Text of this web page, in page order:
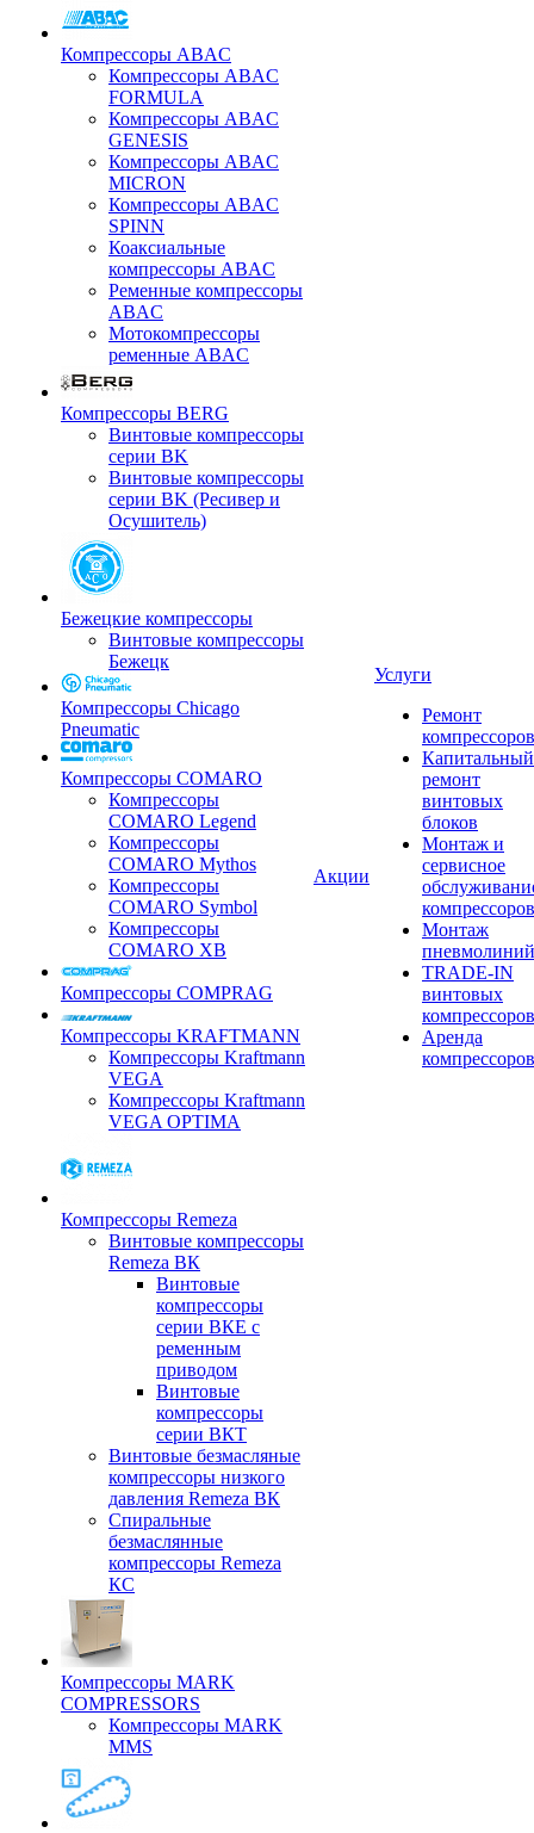
Компрессоры ABAC
Компрессоры ABAC
FORMULA
Компрессоры ABAC
GENESIS
Компрессоры ABAC
MICRON
Компрессоры ABAC
SPINN
Коаксиальные
компрессоры ABAC
Ременные компрессоры
ABAC
Мотокомпрессоры
ременные ABAC
Компрессоры BERG
Винтовые компрессоры
серии BK
Винтовые компрессоры
серии BK (Ресивер и
Осушитель)
Бежецкие компрессоры
Винтовые компрессоры
Бежецк
Компрессоры Chicago
Pneumatic
Компрессоры COMARO
Компрессоры
COMARO Legend
Компрессоры
COMARO Mythos
Компрессоры
COMARO Symbol
Компрессоры
COMARO XB
Компрессоры COMPRAG
Компрессоры KRAFTMANN
Компрессоры Kraftmann
VEGA
Компрессоры Kraftmann
VEGA OPTIMA
Компрессоры Remeza
Винтовые компрессоры
Remeza ВК
Винтовые
компрессоры
серии ВКЕ с
ременным
приводом
Винтовые
компрессоры
серии ВКТ
Винтовые безмасляные
компрессоры низкого
давления Remeza ВК
Спиральные
безмаслянные
компрессоры Remeza
КС
Компрессоры MARK
COMPRESSORS
Компрессоры MARK
MMS
Акции
Услуги
Ремонт
компрессоров
Капитальный
ремонт
винтовых
блоков
Монтаж и
сервисное
компрессоров
Монтаж
пневмолиний
TRADE-IN
винтовых
компрессоров
Аренда
компрессоров